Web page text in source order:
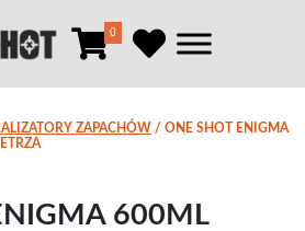
0
ZAPACHÓW / ONE SHOT ENIGMA
600ML